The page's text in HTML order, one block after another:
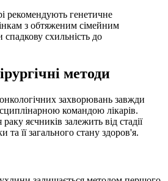
рекомендують генетичне
з обтяженим сімейним
схильність до
методи
захворювань завжди
командою лікарів.
яєчників залежить від стадії
та її загального стану здоров'я.